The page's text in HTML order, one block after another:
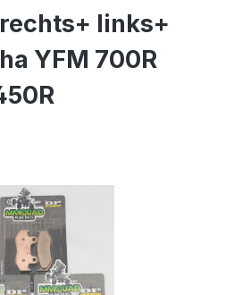
links+
YFM 700R